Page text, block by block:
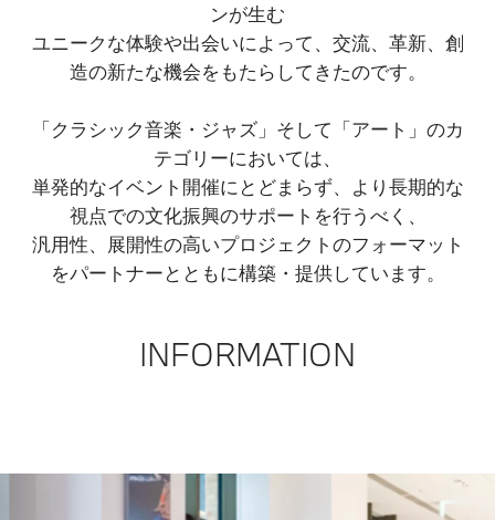
ンが生む
ユニークな体験や出会いによって、交流、革新、創
造の新たな機会をもたらしてきたのです。​
「クラシック音楽・ジャズ」そして「アート」のカ
テゴリーにおいては、
単発的なイベント開催にとどまらず、より長期的な
視点での文化振興のサポートを行うべく、
汎用性、展開性の高いプロジェクトのフォーマット
をパートナーとともに構築・提供しています。​
INFORMATION